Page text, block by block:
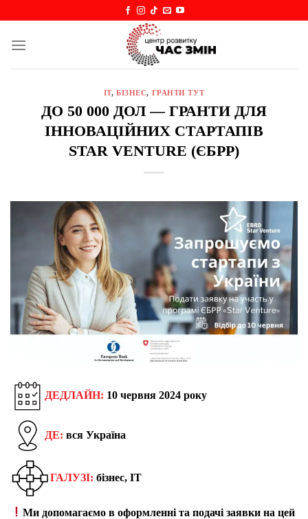
content
IT,БІЗНЕС, ГРАНТИ ТУТ
ДО 50 000 ДОЛ — ГРАНТИ ДЛЯ
ІННОВАЦІЙНИХ СТАРТАПІВ
STAR VENTURE (ЄБРР)
ДЕДЛАЙН: 10 червня 2024 року
ДЕ: вся Україна
ГАЛУЗІ: бізнес, IT
Ми допомагаємо в оформленні та подачі заявки на цей